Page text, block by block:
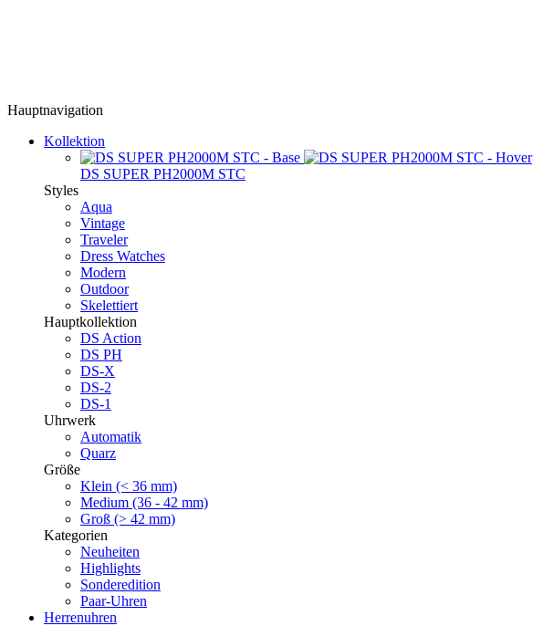
Hauptnavigation
Kollektion
DS SUPER PH2000M STC
Styles
Aqua
Vintage
Traveler
Dress Watches
Modern
Outdoor
Skelettiert
Hauptkollektion
DS Action
DS PH
DS-X
DS-2
DS-1
Uhrwerk
Automatik
Quarz
Größe
Klein (< 36 mm)
Medium (36 - 42 mm)
Groß (> 42 mm)
Kategorien
Neuheiten
Highlights
Sonderedition
Paar-Uhren
Herrenuhren